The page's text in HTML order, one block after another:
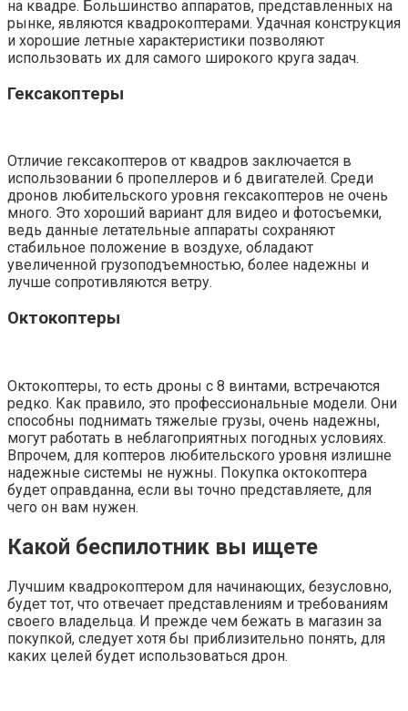
на квадре. Большинство аппаратов, представленных на
рынке, являются квадрокоптерами. Удачная конструкция
и хорошие летные характеристики позволяют
использовать их для самого широкого круга задач.
Гексакоптеры
Отличие гексакоптеров от квадров заключается в
использовании 6 пропеллеров и 6 двигателей. Среди
дронов любительского уровня гексакоптеров не очень
много. Это хороший вариант для видео и фотосъемки,
ведь данные летательные аппараты сохраняют
стабильное положение в воздухе, обладают
увеличенной грузоподъемностью, более надежны и
лучше сопротивляются ветру.
Октокоптеры
Октокоптеры, то есть дроны с 8 винтами, встречаются
редко. Как правило, это профессиональные модели. Они
способны поднимать тяжелые грузы, очень надежны,
могут работать в неблагоприятных погодных условиях.
Впрочем, для коптеров любительского уровня излишне
надежные системы не нужны. Покупка октокоптера
будет оправданна, если вы точно представляете, для
чего он вам нужен.
Какой беспилотник вы ищете
Лучшим квадрокоптером для начинающих, безусловно,
будет тот, что отвечает представлениям и требованиям
своего владельца. И прежде чем бежать в магазин за
покупкой, следует хотя бы приблизительно понять, для
каких целей будет использоваться дрон.